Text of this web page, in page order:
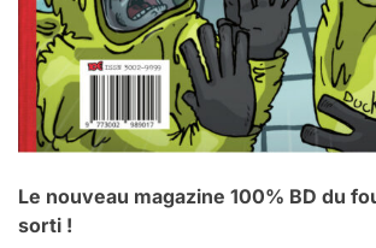
Le nouveau magazine 100% BD du
sorti !